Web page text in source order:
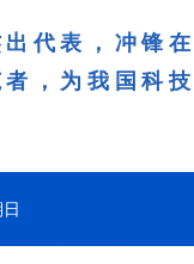
代表，冲锋
，为我国科